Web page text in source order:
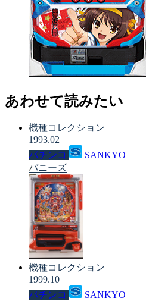
あわせて読みたい
機種コレクション
1993.02
パチンコ
SANKYO
バニーズ
機種コレクション
1999.10
パチンコ
SANKYO